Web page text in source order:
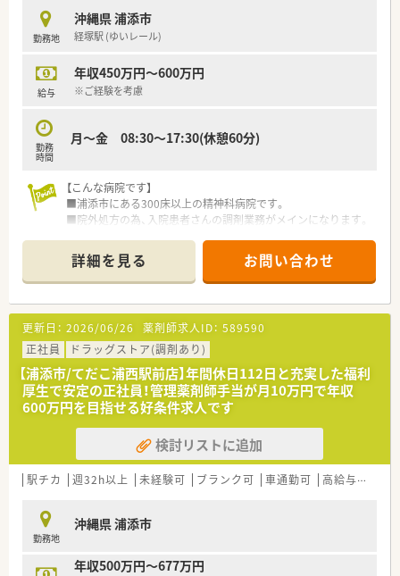
広い処方に触れることで多様な経験を積める企業です。
■大手調剤チェーンであるクオールと資本提携を行っており、よ
り質の高いサービスや先進的なシステムを提供しています。
【求人情報について】
■正社員の勤務薬剤師として採用を行っており、これまでの調剤
り、沖縄エリアにおける高水準の待遇が目指せる環境です。
勤務地
沖縄県 浦添市
経塚駅 (ゆいレール)
給与
年収450万円～600万円
※ご経験を考慮
勤務
時間
月～金 08:30～17:30(休憩60分)
【こんな病院です】
■浦添市にある300床以上の精神科病院です。
■院外処方の為、入院患者さんの調剤業務がメインになります。
詳細を見る お問い合わせ
更新日： 2026/06/26 薬剤師求人ID： 589590
正社員
ドラッグストア(調剤あり)
【浦添市/てだこ浦西駅前店】年間休日112日と充実した福利
厚生で安定の正社員！管理薬剤師手当が月10万円で年収
600万円を目指せる好条件求人です
検討リストに追加
駅チカ 週32h以上 未経験可 ブランク可 車通勤可 高給与(600万円以上)
勤務地
沖縄県 浦添市
年収500万円～677万円